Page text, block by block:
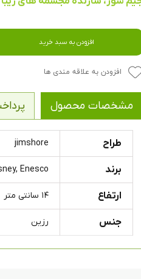
افزودن به سبد خرید
افزودن به علاقه مندی ها
مشخصات محصول
طراح jimshore
برند Enesco
ارتفاع ۱۴ سانتی متر
جنس رزین